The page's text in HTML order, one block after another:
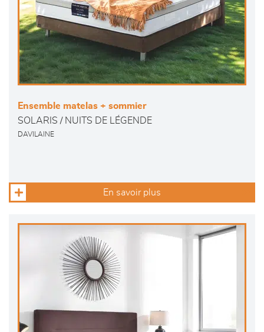
Ensemble matelas + sommier
SOLARIS / NUITS DE LÉGENDE
DAVILAINE
En savoir plus